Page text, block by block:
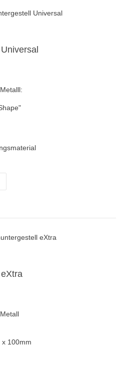
x 100mm